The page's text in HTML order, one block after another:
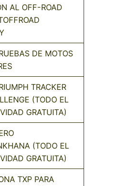
AL OFF-ROAD
DE MOTOS
TRACKER
(TODO EL
GRATUITA)
(TODO EL
GRATUITA)
TXP PARA